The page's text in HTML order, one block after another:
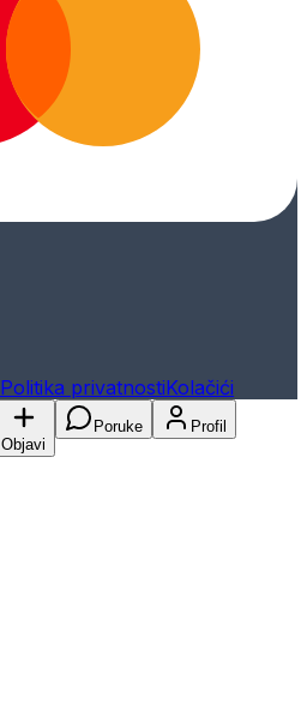
Politika privatnostiKolačići
Objavi
Poruke Profil